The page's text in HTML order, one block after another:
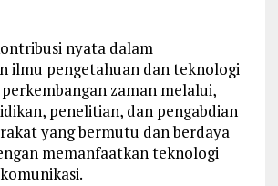
nyata dalam
ilmu pengetahuan dan teknologi
zaman melalui,
penelitian, dan pengabdian
yang bermutu dan berdaya
memanfaatkan teknologi